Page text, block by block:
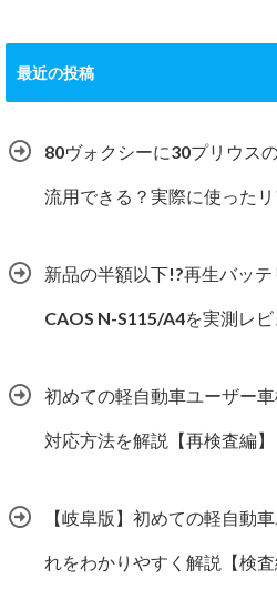
最近の投稿
80ヴォクシーに30プリウス
流用できる？実際に使った
新品の半額以下!?再生バッ
CAOS N-S115/A4を実測レビ
初めての軽自動車ユーザー
対応方法を解説【再検査編】
【岐阜版】初めての軽自動
れをわかりやすく解説【検査